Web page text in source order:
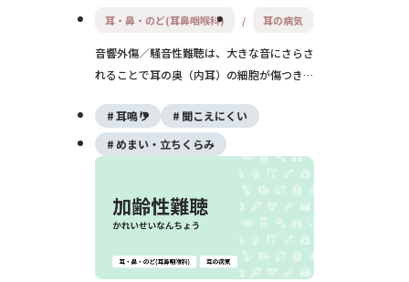
耳・鼻・のど(耳鼻咽喉科) 耳の病気
音響外傷／騒音性難聴は、大きな音にさらさ
れることで耳の奥（内耳）の細胞が傷つき、
の「急な強大音」と、工場騒音や大音量のヘ
ッドホンなど「長期間の騒音」が原因とな
り、難聴や耳鳴りが出現します。放置すると
回復しにくいため、早めの受診と、日頃の
「音との付き合い方」の見直しがとても大切
です。
耳鳴り
聞こえにくい
めまい・立ちくらみ